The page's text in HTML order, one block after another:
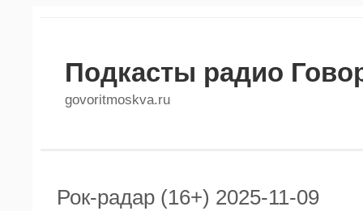
Подкасты радио
govoritmoskva.ru
Рок-радар (16+) 2025-11-09